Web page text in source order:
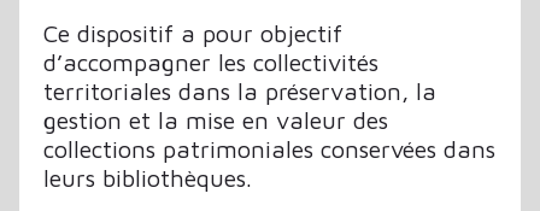
Ce dispositif a pour objectif
d’accompagner les collectivités
territoriales dans la préservation, la
gestion et la mise en valeur des
collections patrimoniales conservées dans
leurs bibliothèques.